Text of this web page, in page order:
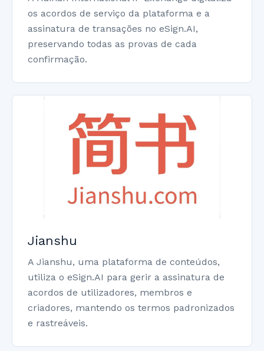
os acordos de serviço da plataforma e a
assinatura de transações no eSign.AI,
preservando todas as provas de cada
confirmação.
Jianshu
A Jianshu, uma plataforma de conteúdos,
utiliza o eSign.AI para gerir a assinatura de
acordos de utilizadores, membros e
criadores, mantendo os termos padronizados
e rastreáveis.